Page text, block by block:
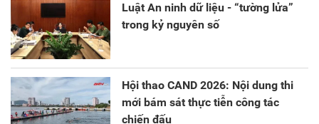
Luật An ninh dữ liệu - “tường lửa”
trong kỷ nguyên số
Hội thao CAND 2026: Nội dung thi
mới bám sát thực tiễn công tác
chiến đấu